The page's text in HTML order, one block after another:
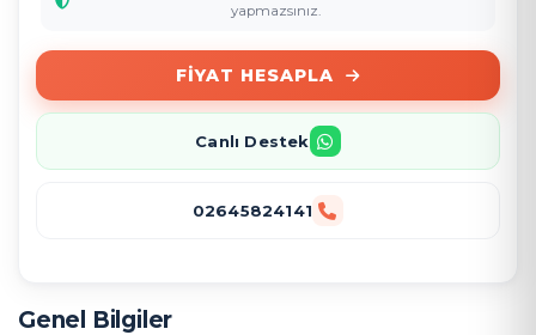
Genel Bilgiler
yapmazsınız.
FIYAT HESAPLA
Canlı Destek
02645824141